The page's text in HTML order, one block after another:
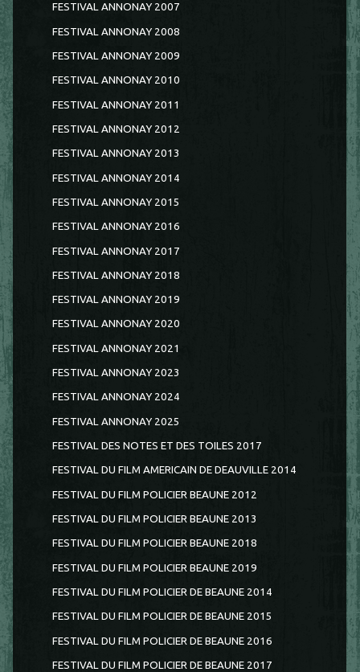
FESTIVAL ANNONAY 2007
FESTIVAL ANNONAY 2008
FESTIVAL ANNONAY 2009
FESTIVAL ANNONAY 2010
FESTIVAL ANNONAY 2011
FESTIVAL ANNONAY 2012
FESTIVAL ANNONAY 2013
FESTIVAL ANNONAY 2014
FESTIVAL ANNONAY 2015
FESTIVAL ANNONAY 2016
FESTIVAL ANNONAY 2017
FESTIVAL ANNONAY 2018
FESTIVAL ANNONAY 2019
FESTIVAL ANNONAY 2020
FESTIVAL ANNONAY 2021
FESTIVAL ANNONAY 2023
FESTIVAL ANNONAY 2024
FESTIVAL ANNONAY 2025
FESTIVAL DES NOTES ET DES TOILES 2017
FESTIVAL DU FILM AMERICAIN DE DEAUVILLE 2014
FESTIVAL DU FILM POLICIER BEAUNE 2012
FESTIVAL DU FILM POLICIER BEAUNE 2013
FESTIVAL DU FILM POLICIER BEAUNE 2018
FESTIVAL DU FILM POLICIER BEAUNE 2019
FESTIVAL DU FILM POLICIER DE BEAUNE 2014
FESTIVAL DU FILM POLICIER DE BEAUNE 2015
FESTIVAL DU FILM POLICIER DE BEAUNE 2016
FESTIVAL DU FILM POLICIER DE BEAUNE 2017